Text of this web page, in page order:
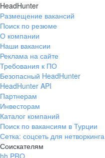
HeadHunter
Размещение вакансий
Поиск по резюме
О компании
Наши вакансии
Реклама на сайте
Требования к ПО
Безопасный HeadHunter
HeadHunter API
Партнерам
Инвесторам
Каталог компаний
Поиск по вакансиям в Турции
Сетка: соцсеть для нетворкинга
Соискателям
hh PRO